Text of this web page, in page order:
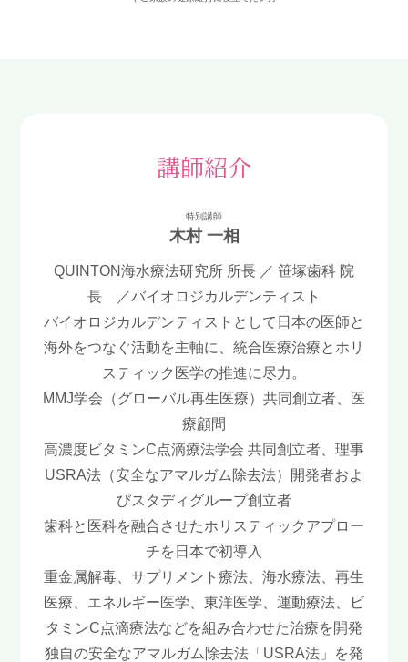
講師紹介
特別講師
木村 一相
QUINTON海水療法研究所 所長 ／ 笹塚歯科 院
長 ／バイオロジカルデンティスト
バイオロジカルデンティストとして日本の医師と
海外をつなぐ活動を主軸に、統合医療治療とホリ
スティック医学の推進に尽力。
MMJ学会（グローバル再生医療）共同創立者、医
療顧問
高濃度ビタミンC点滴療法学会 共同創立者、理事
USRA法（安全なアマルガム除去法）開発者およ
びスタディグループ創立者
歯科と医科を融合させたホリスティックアプロー
チを日本で初導入
重金属解毒、サプリメント療法、海水療法、再生
医療、エネルギー医学、東洋医学、運動療法、ビ
タミンC点滴療法などを組み合わせた治療を開発
独自の安全なアマルガム除去法「USRA法」を発